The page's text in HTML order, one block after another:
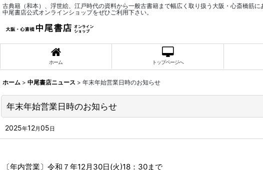
古典籍（和本）、浮世絵、江戸時代の資料から一般古書籍まで幅広く取り扱う大阪・心斎橋筋に
中尾書店公式オンラインショップをぜひご利用下さい。
ホーム トップページへ
ホーム > 中尾書店ニュース > 年末年始営業日時のお知らせ
年末年始営業日時のお知らせ
2025年12月05日
〔年内営業〕令和７年12月30日(火)18：30まで